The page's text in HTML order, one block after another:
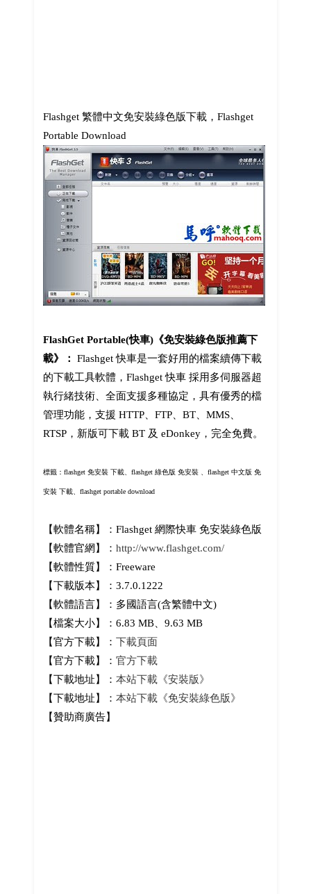
Flashget 繁體中文免安裝綠色版下載，Flashget
Portable Download
FlashGet Portable(快車)《免安裝綠色版推薦下
載》： Flashget 快車是一套好用的檔案續傳下載
的下載工具軟體，Flashget 快車 採用多伺服器超
執行緒技術、全面支援多種協定，具有優秀的檔
管理功能，支援 HTTP、FTP、BT、MMS、
RTSP，新版可下載 BT 及 eDonkey，完全免費。
標籤：flashget 免安裝 下載、flashget 綠色版 免安裝、flashget 中文版 免
安裝 下載、 flashget portable download
【軟體名稱】：Flashget 網際快車 免安裝綠色版
【軟體官網】： http://www.flashget.com/
【軟體性質】：Freeware
【下載版本】：3.7.0.1222
【軟體語言】：多國語言(含繁體中文)
【檔案大小】：6.83 MB、9.63 MB
【官方下載】： 下載頁面
【官方下載】： 官方下載
【下載地址】： 本站下載《安裝版》
【下載地址】： 本站下載《免安裝綠色版》
【贊助商廣告】